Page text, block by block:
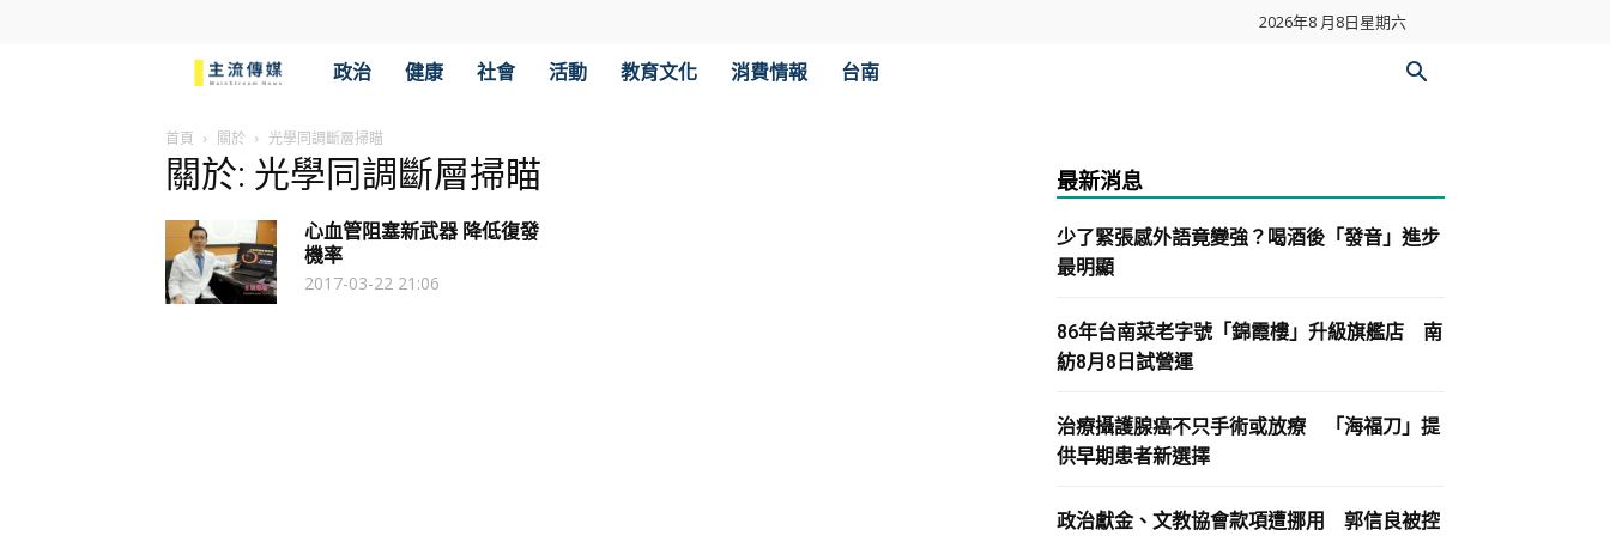
2026年8 月8日星期六
流
傳
媒
政治 健康 社會 活動 教育文化 消費情報 台南
首頁 關於 光學同調斷層掃瞄
關於: 光學同調斷層掃瞄
心血管阻塞新武器 降低復發
機率
2017-03-22 21:06
最新消息
少了緊張感外語竟變強？喝酒後「發音」進步
最明顯
86年台南菜老字號「錦霞樓」升級旗艦店 南
紡8月8日試營運
治療攝護腺癌不只手術或放療 「海福刀」提
供早期患者新選擇
政治獻金、文教協會款項遭挪用 郭信良被控